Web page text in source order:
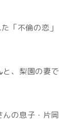
「不倫の恋」
と、梨園の妻で
の息子・片岡